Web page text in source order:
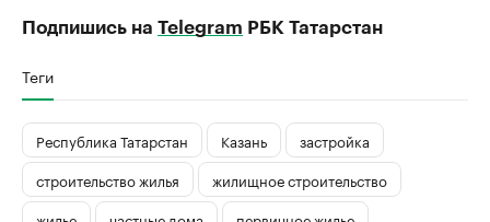
Подпишись на Telegram РБК Татарстан
Теги
Республика Татарстан Казань
застройка
строительство жилья
жилищное строительство